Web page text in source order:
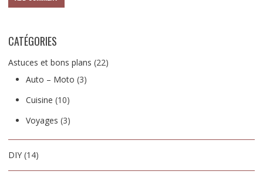
CATÉGORIES
Astuces et bons plans (22)
Auto – Moto (3)
Cuisine (10)
Voyages (3)
DIY(14)